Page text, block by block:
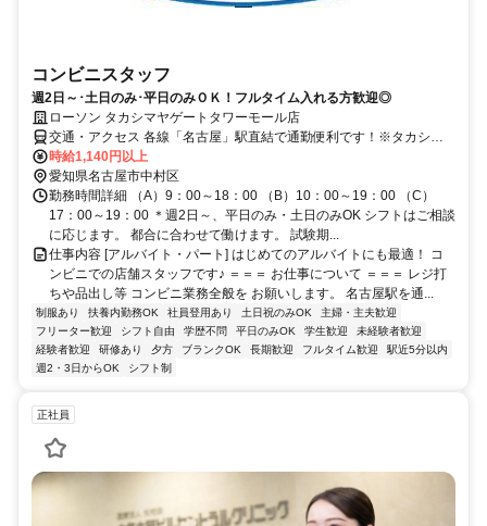
コンビニスタッフ
週2日～･土日のみ･平日のみＯＫ！フルタイム入れる方歓迎◎
ローソン タカシマヤゲートタワーモール店
交通・アクセス 各線「名古屋」駅直結で通勤便利です！※タカシマ
ヤゲートタワーモール店従業員様専用の売店型のローソンです。
時給1,140円以上
愛知県名古屋市中村区
勤務時間詳細 （A）9：00～18：00 （B）10：00～19：00 （C）
17：00～19：00 ＊週2日～、平日のみ・土日のみOK シフトはご相談
に応じます。 都合に合わせて働けます。 試験期...
仕事内容 [アルバイト・パート] はじめてのアルバイトにも最適！ コ
ンビニでの店舗スタッフです♪ ＝＝＝ お仕事について ＝＝＝ レジ打
ちや品出し等 コンビニ業務全般を お願いします。 名古屋駅を通...
制服あり 扶養内勤務OK 社員登用あり 土日祝のみOK
主婦・主夫歓迎
フリーター歓迎
シフト自由 学歴不問 平日のみOK 学生歓迎
未経験者歓迎
経験者歓迎
研修あり 夕方 ブランクOK 長期歓迎 フルタイム歓迎
駅近5分以内
週2・3日からOK
シフト制
正社員